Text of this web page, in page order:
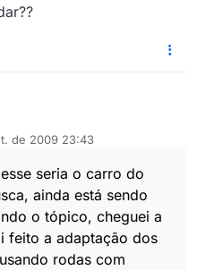
de 2009 23:43
seria o carro do
ainda está sendo
o tópico, cheguei a
feito a adaptação dos
rodas com